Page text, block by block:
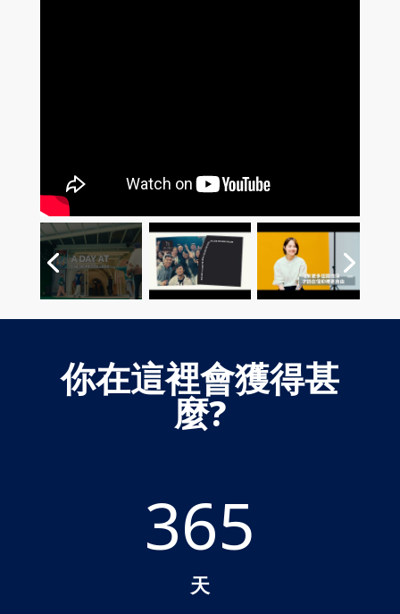
你在這裡會獲得甚
麼?
365
天